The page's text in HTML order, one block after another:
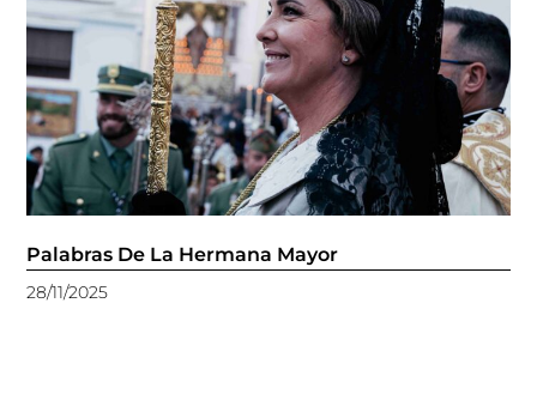
Palabras De La Hermana Mayor
28/11/2025